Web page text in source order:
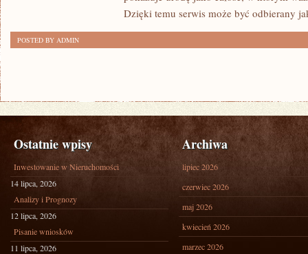
Dzięki temu serwis może być odbierany
POSTED BY ADMIN
Ostatnie wpisy
Inwestowanie w Nieruchomości
14 lipca, 2026
Analizy i Prognozy
12 lipca, 2026
Pisanie wniosków
11 lipca, 2026
Archiwa
lipiec 2026
czerwiec 2026
maj 2026
kwiecień 2026
marzec 2026